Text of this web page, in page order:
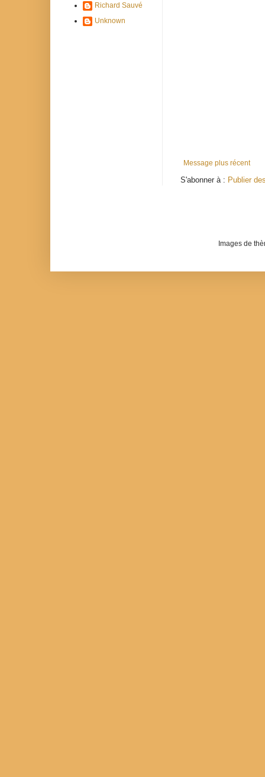
Message plus récent
S'abonner à : Publier
Richard Sauvé
Unknown
Images de